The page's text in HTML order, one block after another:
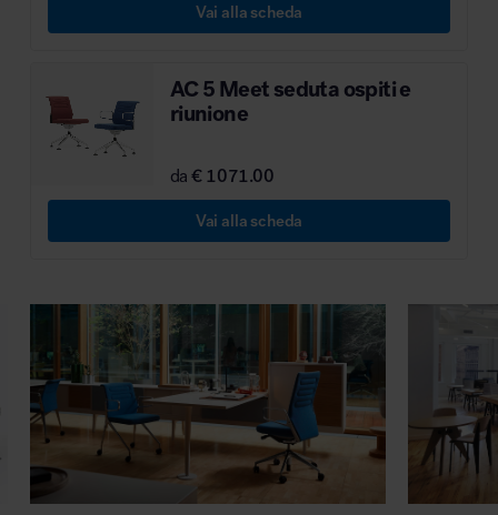
Vai alla scheda
AC 5 Meet seduta ospiti e
riunione
da€ 1071.00
Vai alla scheda